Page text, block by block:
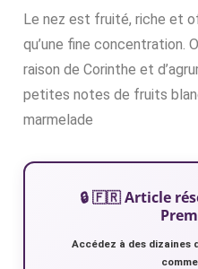
Le nez est fruité, riche et
qu’une fine concentration.
raison de Corinthe et
petites notes de fruits
marmelade
🔒 🇫🇷 Article
Accédez à des dizaines